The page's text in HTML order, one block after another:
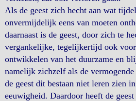
Als de geest zich hecht aan wat
onvermijdelijk eens van moeten
daarnaast is de geest, door zich te
vergankelijke, tegelijkertijd ook
ontwikkelen van het duurzame en
namelijk zichzelf als de
de geest dit bestaan niet leren zien
eeuwigheid. Daardoor heeft de